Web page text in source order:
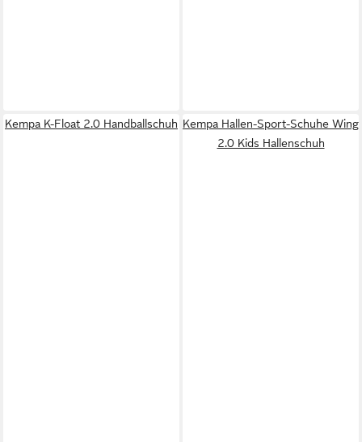
Kempa K-Float 2.0 Handballschuh Kempa Hallen-Sport-Schuhe Wing
2.0 Kids Hallenschuh